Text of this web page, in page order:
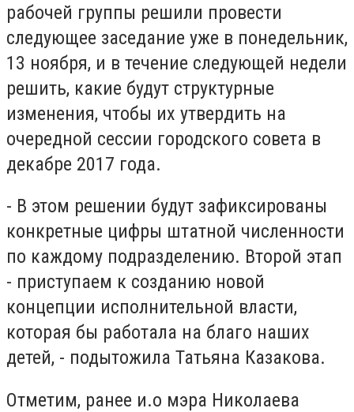
рабочей группы решили провести
следующее заседание уже в понедельник,
13 ноября, и в течение следующей недели
решить, какие будут структурные
изменения, чтобы их утвердить на
очередной сессии городского совета в
декабре 2017 года.
- В этом решении будут зафиксированы
конкретные цифры штатной численности
по каждому подразделению. Второй этап
- приступаем к созданию новой
концепции исполнительной власти,
которая бы работала на благо наших
детей, - подытожила Татьяна Казакова.
Отметим, ранее и.о мэра Николаева